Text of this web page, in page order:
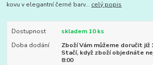
kovu v elegantní černé barv... celý popis
Dostupnost
skladem 10 ks
Doba dodání
Zboží Vám můžeme doručit již
Stačí, když zboží objednáte
8:00